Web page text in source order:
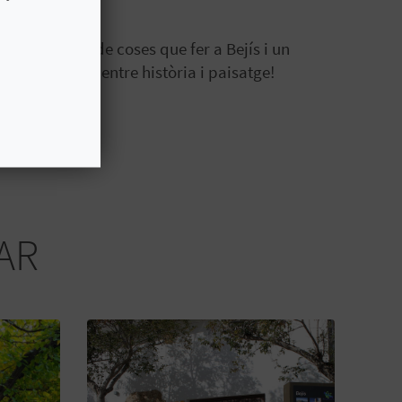
teua llista de coses que fer a Bejís i un
d'un passeig entre història i paisatge!